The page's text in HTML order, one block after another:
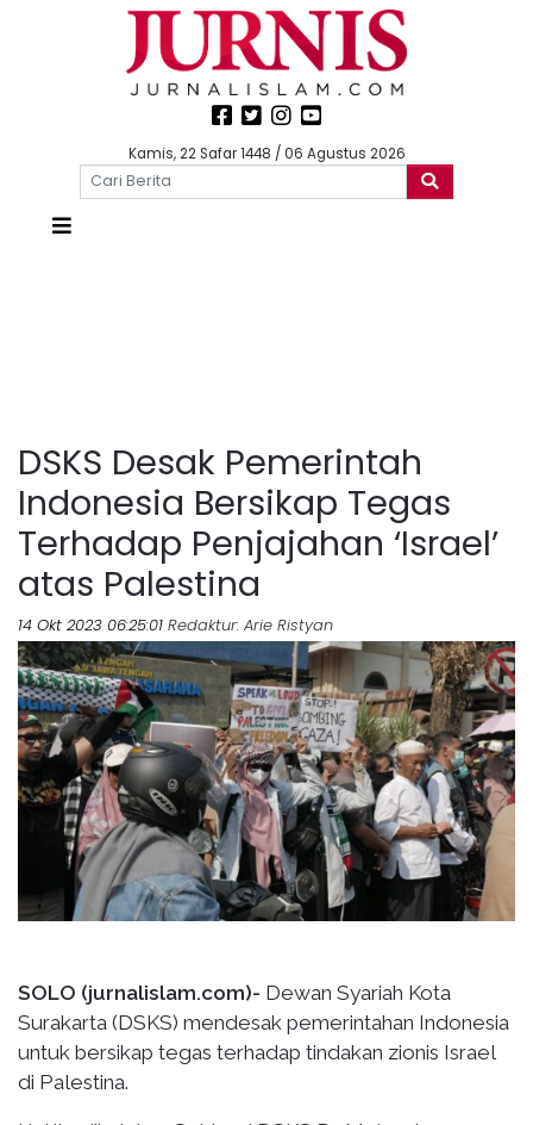
Kamis, 22 Safar 1448 / 06 Agustus 2026
DSKS Desak Pemerintah
Indonesia Bersikap Tegas
Terhadap Penjajahan ‘Israel’
atas Palestina
14 Okt 2023 06:25:01 Redaktur: Arie Ristyan
SOLO (jurnalislam.com)- Dewan Syariah Kota
Surakarta (DSKS) mendesak pemerintahan Indonesia
untuk bersikap tegas terhadap tindakan zionis Israel
di Palestina.